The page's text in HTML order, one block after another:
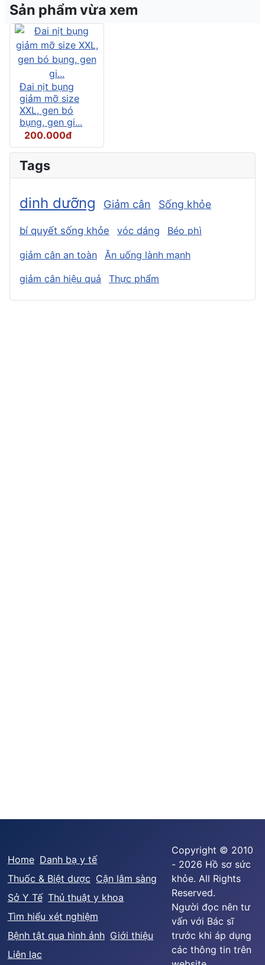
Sản phẩm vừa xem
Đai nịt bụng
giảm mỡ size
XXL, gen bó
bụng, gen gi...
200.000đ
Tags
dinh dưỡng Giảm cân Sống khỏe
bí quyết sống khỏe vóc dáng Béo phì
giảm cân an toàn
Ăn uống lành mạnh
giảm cân hiệu quả
Thực phẩm
Home Danh bạ y tế
Thuốc & Biệt dược Cận lâm sàng
Sở Y Tế Thủ thuật y khoa
Tìm hiểu xét nghiệm
Bệnh tật qua hình ảnh Giới thiệu
Liên lạc
Copyright © 2010
- 2026 Hồ sơ sức
khỏe. All Rights
Reserved.
Người đọc nên tư
vấn với Bác sĩ
trước khi áp dụng
các thông tin trên